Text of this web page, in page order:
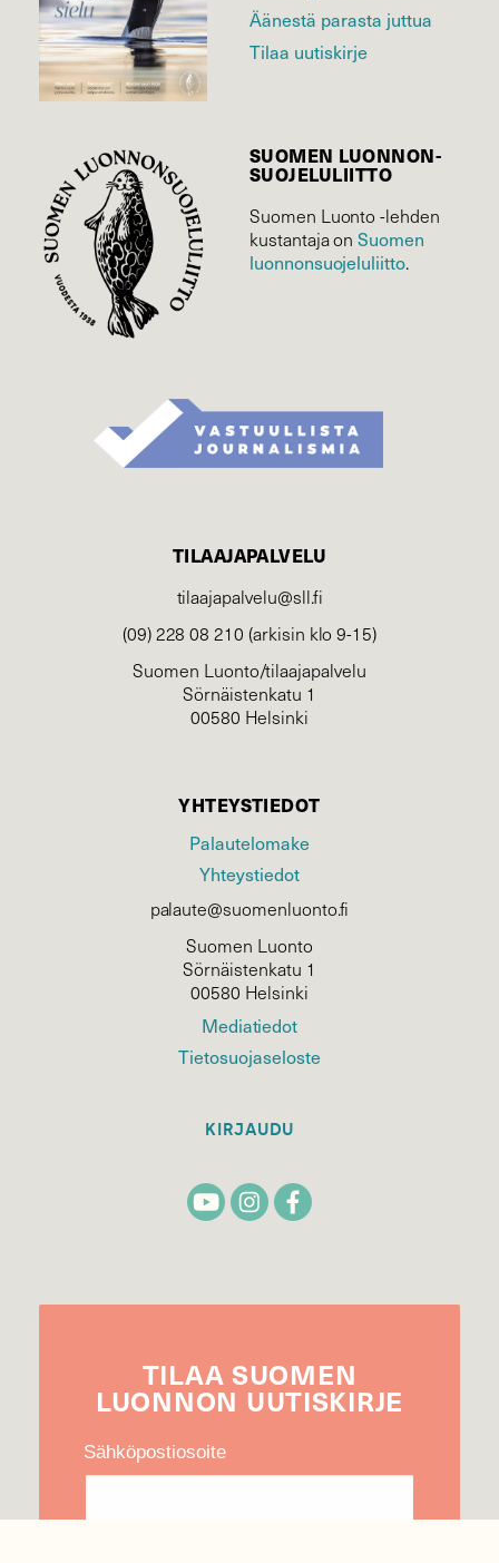
Äänestä parasta juttua
Tilaa uutiskirje
SUOMEN LUONNON­
SUOJELU­LIITTO
Suomen Luonto -lehden
kustantaja onSuomen
luonnonsuojelu­liitto.
TILAAJAPALVELU
tilaajapalvelu@sll.fi
(09) 228 08 210 (arkisin klo 9-15)
Suomen Luonto/tilaajapalvelu
Sörnäistenkatu 1
00580 Helsinki
YHTEYSTIEDOT
Palautelomake
Yhteystiedot
palaute@suomenluonto.fi
Suomen Luonto
Sörnäistenkatu 1
00580 Helsinki
Mediatiedot
Tietosuojaseloste
KIRJAUDU
TILAA SUOMEN
LUONNON UUTIS­KIRJE
Sähköpostiosoite